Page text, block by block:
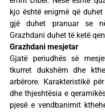
kjo është enigmë që
gjë duhet pranuar se
Grazhdani duhet të ketë
Grazhdani mesjetar
Gjatë periudhës së
tkurret dukshëm dhe
arbërore. Karakteristikë
dhe thjeshtësia e
pjesë e vendbanimit